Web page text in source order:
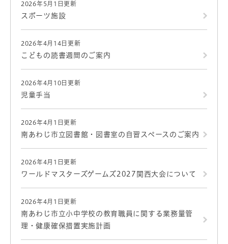
2026年5月1日更新
スポーツ施設
2026年4月14日更新
こどもの読書週間のご案内
2026年4月10日更新
児童手当
2026年4月1日更新
南あわじ市立図書館・図書室の自習スペースのご案内
2026年4月1日更新
ワールドマスターズゲームズ2027関西大会について
2026年4月1日更新
南あわじ市立小中学校の教育職員に関する業務量管
理・健康確保措置実施計画